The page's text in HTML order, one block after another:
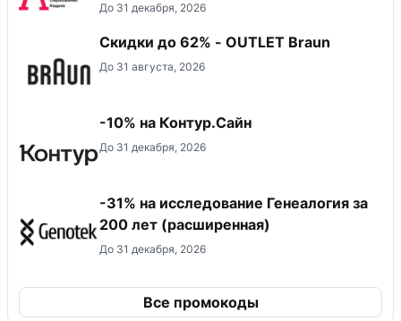
До 31 декабря, 2026
Скидки до 62% - OUTLET Braun
До 31 августа, 2026
-10% на Контур.Сайн
До 31 декабря, 2026
-31% на исследование Генеалогия за
200 лет (расширенная)
До 31 декабря, 2026
Все промокоды